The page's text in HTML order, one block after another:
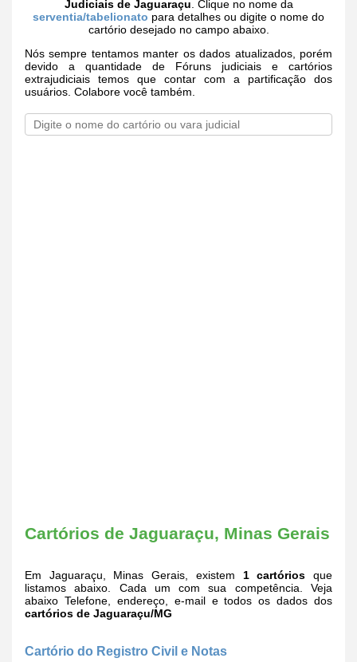
Judiciais de Jaguaraçu . Clique no nome da
serventia/tabelionato para detalhes ou digite o nome do
cartório desejado no campo abaixo.
Nós sempre tentamos manter os dados atualizados, porém
devido a quantidade de Fóruns judiciais e cartórios
extrajudiciais temos que contar com a partificação dos
usuários. Colabore você também.
Cartórios de Jaguaraçu, Minas Gerais
Em Jaguaraçu, Minas Gerais, existem 1 cartórios que
listamos abaixo. Cada um com sua competência. Veja
abaixo Telefone, endereço, e-mail e todos os dados dos
cartórios de Jaguaraçu/MG
Cartório do Registro Civil e Notas